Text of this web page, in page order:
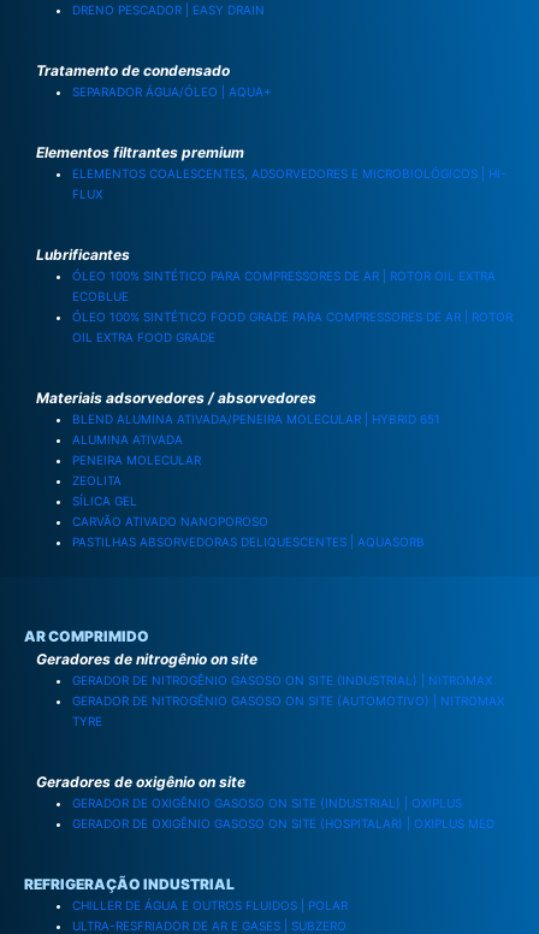
DRENO PESCADOR | EASY DRAIN
Tratamento de condensado
SEPARADOR ÁGUA/ÓLEO | AQUA+
Elementos filtrantes premium
ELEMENTOS COALESCENTES, ADSORVEDORES E MICROBIOLÓGICOS | HI-
FLUX
Lubrificantes
ÓLEO 100% SINTÉTICO PARA COMPRESSORES DE AR | ROTOR OIL EXTRA
ECOBLUE
ÓLEO 100% SINTÉTICO FOOD GRADE PARA COMPRESSORES DE AR | ROTOR
OIL EXTRA FOOD GRADE
Materiais adsorvedores / absorvedores
BLEND ALUMINA ATIVADA/PENEIRA MOLECULAR | HYBRID 651
ALUMINA ATIVADA
PENEIRA MOLECULAR
ZEOLITA
SÍLICA GEL
CARVÃO ATIVADO NANOPOROSO
PASTILHAS ABSORVEDORAS DELIQUESCENTES | AQUASORB
AR COMPRIMIDO
Geradores de nitrogênio on site
GERADOR DE NITROGÊNIO GASOSO ON SITE (INDUSTRIAL) | NITROMAX
GERADOR DE NITROGÊNIO GASOSO ON SITE (AUTOMOTIVO) | NITROMAX
TYRE
Geradores de oxigênio on site
GERADOR DE OXIGÊNIO GASOSO ON SITE (INDUSTRIAL) | OXIPLUS
GERADOR DE OXIGÊNIO GASOSO ON SITE (HOSPITALAR) | OXIPLUS MED
REFRIGERAÇÃO INDUSTRIAL
CHILLER DE ÁGUA E OUTROS FLUIDOS | POLAR
ULTRA-RESFRIADOR DE AR E GASES | SUBZERO